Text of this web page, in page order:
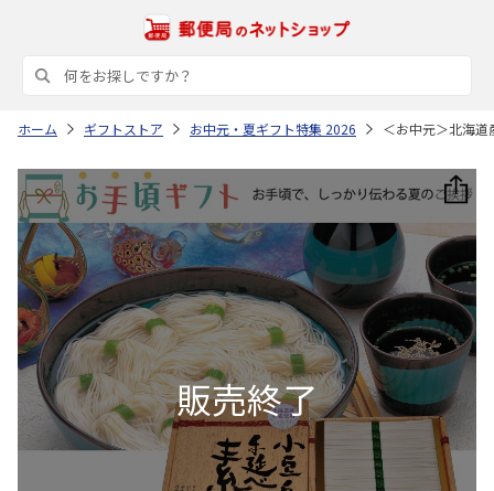
ホーム ギフトストア お中元・夏ギフト特集 2026 ＜お中元＞北海